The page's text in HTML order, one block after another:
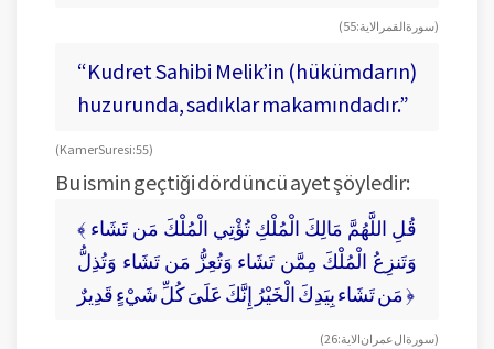
(سورة القمر الاية: 55)
“Kudret Sahibi Melik’in (hükümdarın)
huzurunda, sadıklar makamındadır.”
(Kamer Suresi: 55)
Bu ismin geçtiği dördüncü ayet şöyledir:
﴾ قُلِ اللَّهُمَّ مَالِكَ الْمُلْكِ تُؤْتِي الْمُلْكَ مَن تَشَاء
وَتَنزِعُ الْمُلْكَ مِمَّن تَشَاء وَتُعِزُّ مَن تَشَاء وَتُذِلُّ
مَن تَشَاء بِيَدِكَ الْخَيْرُ إِنَّكَ عَلَىَ كُلِّ شَيْءٍ قَدِيرٌ ﴿
(سورة ال عمران الاية: 26)